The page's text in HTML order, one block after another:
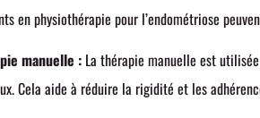
en physiothérapie pour l’endométriose
manuelle : La thérapie manuelle est
Cela aide à réduire la rigidité et les